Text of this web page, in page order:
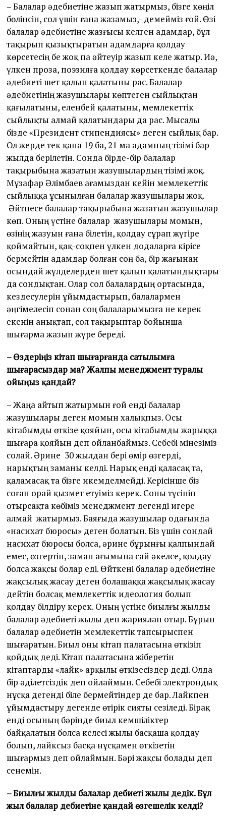
– Балалар әдебиетіне жазып жатырмыз, бізге көңіл
бөлінсін, сол үшін ғана жазамыз,- демейміз ғой. Өзі
балалар әдебиетіне жазғысы келген адамдар, бұл
тақырып қызықтыратын адамдарға қолдау
көрсетесің бе жоқ па әйтеуір жазып келе жатыр. Иә,
үлкен проза, поэзияға қолдау көрсеткенде балалар
әдебиеті шет қалып қалатыны рас. Балалар
әдебиетінің жазушылары көптеген сыйлықтан
қағылатыны, еленбей қалатыны, мемлекеттік
сыйлықты алмай қалатындары да рас. Мысалы
бізде «Президент стипендиясы» деген сыйлық бар.
Ол жерде тек қана 19 ба, 21 ма адамның тізімі бар
жылда берілетін. Сонда бірде-бір балалар
тақырыбына жазатын жазушылардың тізімі жоқ.
Мұзафар Әлімбаев ағамыздан кейін мемлекеттік
сыйлыққа ұсынылған балалар жазушылары жоқ.
Әйтпесе балалар тақырыбына жазатын жазушылар
көп. Оның үстіне балалар жазушылары момын,
өзінің жазуын ғана білетін, қолдау сұрап жүгіре
қоймайтын, қақ-соқпен үлкен додаларға кірісе
бермейтін адамдар болған соң ба, бір жағынан
осындай жүлделерден шет қалып қалатындықтары
да сондықтан. Олар сол балалардың ортасында,
кездесулерін ұйымдастырып, балалармен
әңгімелесіп сонан соң балаларымызға не керек
екенін анықтап, сол тақырыптар бойынша
шығарма жазып жүре береді.
– Өздеріңіз кітап шығарғанда сатылымға
шығарасыздар ма? Жалпы менеджмент туралы
ойыңыз қандай?
– Жаңа айтып жатырмын ғой енді балалар
жазушылары деген момын халықпыз. Осы
кітабымды өткізе қояйын, осы кітабымды жарыққа
шығара қояйын деп ойланбаймыз. Себебі мінезіміз
солай. Әрине 30 жылдан бері өмір өзгерді,
нарықтың заманы келді. Нарық енді қаласақ та,
қаламасақ та бізге икемделмейді. Керісінше біз
соған орай қызмет етуіміз керек. Соны түсініп
отырсақта көбіміз менеджмент дегенді игере
алмай жатырмыз. Баяғыда жазушылар одағында
«насихат бюросы» деген болатын. Біз үшін сондай
насихат бюросы болса, әрине бұрынғы қалпындай
емес, өзгертіп, заман ағымына сай әкелсе, қолдау
болса жақсы болар еді. Өйткені балалар әдебиетіне
жақсылық жасау деген болашаққа жақсылық жасау
дейтін болсақ мемлекеттік идеология болып
қолдау білдіру керек. Оның үстіне биылғы жылды
балалар әдебиеті жылы деп жариялап отыр. Бұрын
балалар әдебиетін мемлекеттік тапсырыспен
шығаратын. Биыл оны кітап палатасына өткізіп
қойдық деді. Кітап палатасына жіберетін
кітаптарды «лайк» арқылы өткізесіздер деді. Олда
бір әділетсіздік деп ойлаймын. Себебі электрондық
нұсқа дегенді біле бермейтіндер де бар. Лайкпен
ұйымдастыру дегенде өтірік сияты сезіледі. Бірақ
енді осының бәрінде биыл кемшіліктер
байқалатын болса келесі жылы басқаша қолдау
болып, лайксыз басқа нұсқамен өткізетін
шығармыз деп ойлаймын. Бәрі жақсы болады деп
сенемін.
– Биылғы жылды балалар әдебиеті жылы дедік. Бұл
жыл балалар әдебиетіне қандай өзгешелік әкелді?